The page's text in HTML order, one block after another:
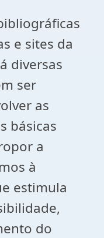
e sites da
diversas
ser
as
básicas
a
à
estimula
do